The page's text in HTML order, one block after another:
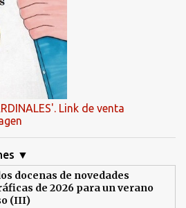
Link de venta
▼
docenas de novedades
de 2026 para un verano
(III)